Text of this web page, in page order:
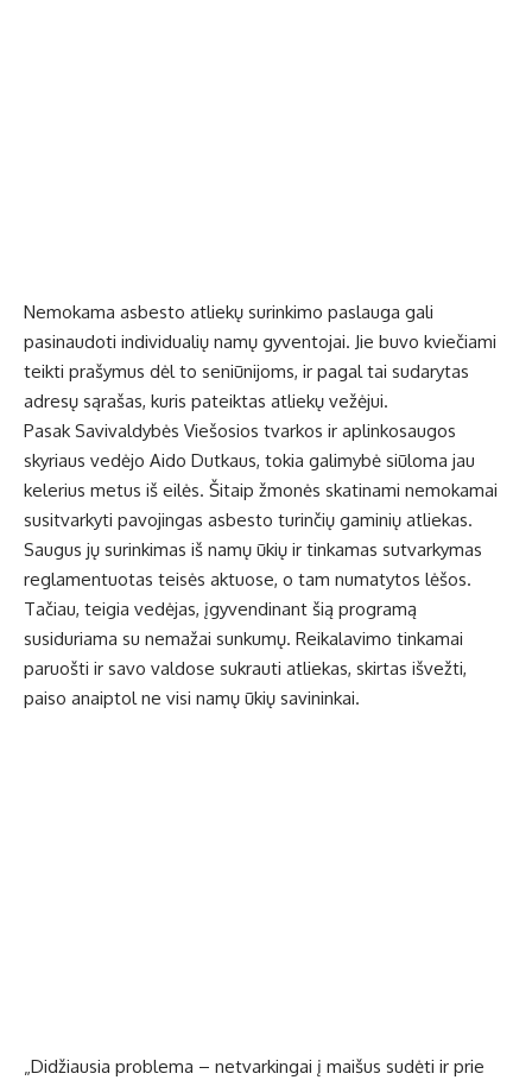
Nemokama asbesto atliekų surinkimo paslauga gali
pasinaudoti individualių namų gyventojai. Jie buvo kviečiami
teikti prašymus dėl to seniūnijoms, ir pagal tai sudarytas
adresų sąrašas, kuris pateiktas atliekų vežėjui.
Pasak Savivaldybės Viešosios tvarkos ir aplinkosaugos
skyriaus vedėjo Aido Dutkaus, tokia galimybė siūloma jau
kelerius metus iš eilės. Šitaip žmonės skatinami nemokamai
susitvarkyti pavojingas asbesto turinčių gaminių atliekas.
Saugus jų surinkimas iš namų ūkių ir tinkamas sutvarkymas
reglamentuotas teisės aktuose, o tam numatytos lėšos.
Tačiau, teigia vedėjas, įgyvendinant šią programą
susiduriama su nemažai sunkumų. Reikalavimo tinkamai
paruošti ir savo valdose sukrauti atliekas, skirtas išvežti,
paiso anaiptol ne visi namų ūkių savininkai.
„Didžiausia problema – netvarkingai į maišus sudėti ir prie